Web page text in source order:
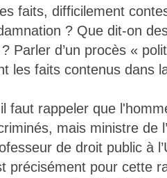
faits, difficilement
? Que dit-on
Parler d’un procès «
les faits contenus dans
faut rappeler que
mais ministre de
de droit public à
précisément pour cette